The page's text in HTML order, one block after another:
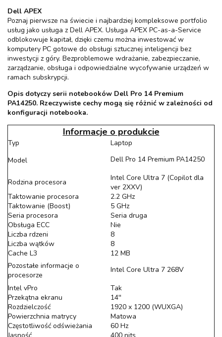
Dell APEX
Poznaj pierwsze na świecie i najbardziej kompleksowe portfolio
usług jako usługa z Dell APEX. Usługa APEX PC-as-a-Service
odblokowuje kapitał, dzięki czemu można inwestować w
komputery PC gotowe do obsługi sztucznej inteligencji bez
inwestycji z góry. Bezproblemowe wdrażanie, zabezpieczanie,
zarządzanie, obsługa i odpowiedzialne wycofywanie urządzeń w
ramach subskrypcji.
Opis dotyczy serii notebooków Dell Pro 14 Premium
PA14250. Rzeczywiste cechy mogą się różnić w zależności od
konfiguracji notebooka.
Informacje o produkcie
Typ
Laptop
Model
Dell Pro 14 Premium PA14250
Rodzina procesora
Intel Core Ultra 7 (Copilot dla
ver 2XXV)
Taktowanie procesora
2.2 GHz
Taktowanie (Boost)
5 GHz
Seria procesora
Seria druga
Obsługa ECC
Nie
Liczba rdzeni
8
Liczba wątków
8
Cache L3
12 MB
Pozostałe informacje o
procesorze
Intel Core Ultra 7 268V
Intel vPro
Tak
Przekątna ekranu
14''
Rozdzielczość
1920 x 1200 (WUXGA)
Powierzchnia matrycy
Matowa
Częstotliwość odświeżania
60 Hz